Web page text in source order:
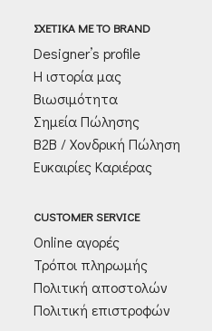
*
ΣΧΕΤΙΚΑ ΜΕ ΤΟ BRAND
Designer’s profile
Η ιστορία μας
Βιωσιμότητα
Σημεία Πώλησης
Β2Β / Χονδρική Πώληση
Ευκαιρίες Καριέρας
CUSTOMER SERVICE
Online αγορές
Τρόποι πληρωμής
Πολιτική αποστολών
Πολιτική επιστροφών